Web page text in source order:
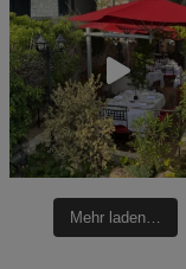
Mehr laden…